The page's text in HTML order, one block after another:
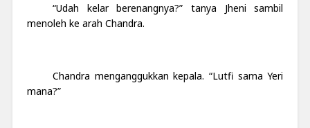
“Udah kelar berenangnya?” tanya Jheni sambil
menoleh ke arah Chandra.
Chandra menganggukkan kepala. “Lutfi sama Yeri
mana?”